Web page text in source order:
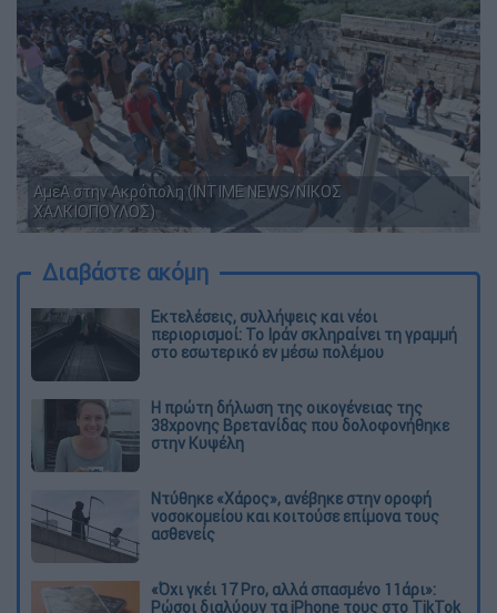
ΑμεΑ στην Ακρόπολη (INTIME NEWS/ΝΙΚΟΣ
ΧΑΛΚΙΟΠΟΥΛΟΣ)
Διαβάστε ακόμη
Εκτελέσεις, συλλήψεις και νέοι
περιορισμοί: Το Ιράν σκληραίνει τη γραμμή
στο εσωτερικό εν μέσω πολέμου
Η πρώτη δήλωση της οικογένειας της
38χρονης Βρετανίδας που δολοφονήθηκε
στην Κυψέλη
Ντύθηκε «Χάρος», ανέβηκε στην οροφή
νοσοκομείου και κοιτούσε επίμονα τους
ασθενείς
«Όχι γκέι 17 Pro, αλλά σπασμένο 11άρι»:
Ρώσοι διαλύουν τα iPhone τους στο TikTok